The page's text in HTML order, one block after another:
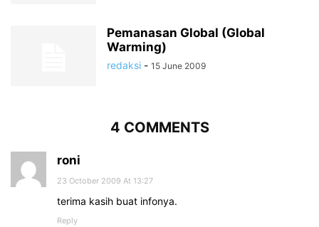
Pemanasan Global (Global
Warming)
redaksi - 15 June 2009
4 COMMENTS
roni
23 October 2009 At 13:27
terima kasih buat infonya.
Reply